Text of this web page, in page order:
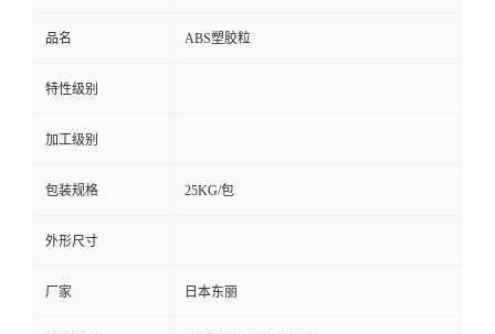
品名 ABS塑胶粒
特性级别
加工级别
包装规格 25KG/包
外形尺寸
厂家 日本东丽